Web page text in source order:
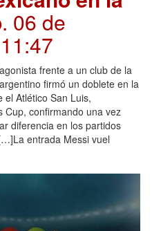
. 06 de
frente a un club de la
firmó un doblete en la
el Atlético San Luis,
Cup, confirmando una vez
diferencia en los partidos
entrada Messi vuel